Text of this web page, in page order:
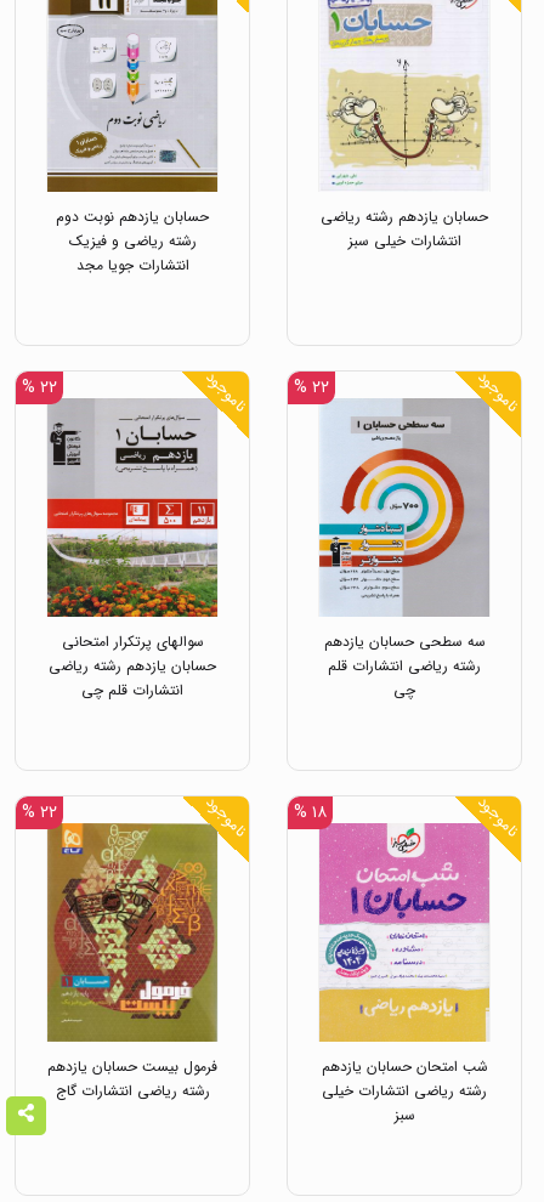
حسابان یازدهم رشته ریاضی
انتشارات خیلی سبز
حسابان یازدهم نوبت دوم
رشته ریاضی و فیزیک
انتشارات جویا مجد
ناموجود ۲۲ %
سه سطحی حسابان یازدهم
رشته ریاضی انتشارات قلم
چی
ناموجود ۲۲ %
سوالهای پرتکرار امتحانی
حسابان یازدهم رشته ریاضی
انتشارات قلم چی
ناموجود ۱۸ %
شب امتحان حسابان یازدهم
رشته ریاضی انتشارات خیلی
سبز
ناموجود ۲۲ %
فرمول بیست حسابان یازدهم
رشته ریاضی انتشارات گاج